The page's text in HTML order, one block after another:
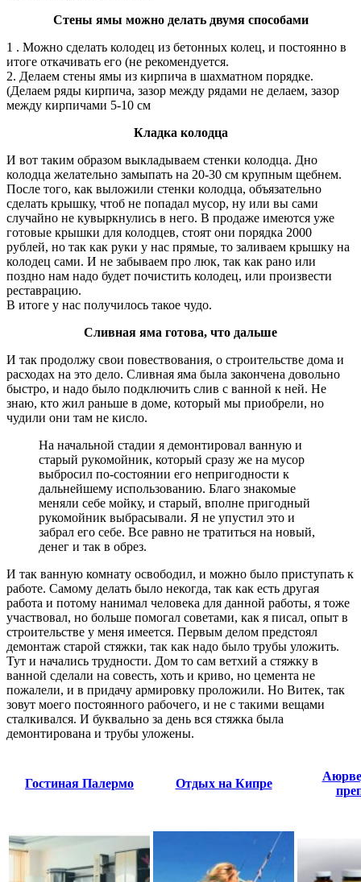
Стены ямы можно делать двумя способами
1 . Можно сделать колодец из бетонных колец, и постоянно в
итоге откачивать его (не рекомендуется.
2. Делаем стены ямы из кирпича в шахматном порядке.
(Делаем ряды кирпича, зазор между рядами не делаем, зазор
между кирпичами 5-10 см
Кладка колодца
И вот таким образом выкладываем стенки колодца. Дно
колодца желательно замыпать на 20-30 см крупным щебнем.
После того, как выложили стенки колодца, объязательно
сделать крышку, чтоб не попадал мусор, ну или вы сами
случайно не кувыркнулись в него. В продаже имеются уже
готовые крышки для колодцев, стоят они порядка 2000
рублей, но так как руки у нас прямые, то заливаем крышку на
колодец сами. И не забываем про люк, так как рано или
поздно нам надо будет почистить колодец, или произвести
реставрацию.
В итоге у нас получилось такое чудо.
Сливная яма готова, что дальше
И так продолжу свои повествования, о строительстве дома и
расходах на это дело. Сливная яма была закончена довольно
быстро, и надо было подключить слив с ванной к ней. Не
знаю, кто жил раньше в доме, который мы приобрели, но
чудили они там не кисло.
На начальной стадии я демонтировал ванную и
старый рукомойник, который сразу же на мусор
выбросил по-состоянии его непригодности к
дальнейшему использованию. Благо знакомые
меняли себе мойку, и старый, вполне пригодный
рукомойник выбрасывали. Я не упустил это и
забрал его себе. Все равно не тратиться на новый,
денег и так в обрез.
И так ванную комнату освободил, и можно было приступать к
работе. Самому делать было некогда, так как есть другая
работа и потому нанимал человека для данной работы, я тоже
участвовал, но больше помогал советами, как я писал, опыт в
строительстве у меня имеется. Первым делом предстоял
демонтаж старой стяжки, так как надо было трубы уложить.
Тут и начались трудности. Дом то сам ветхий а стяжку в
ванной сделали на совесть, хоть и криво, но цемента не
пожалели, и в придачу армировку проложили. Но Витек, так
зовут моего постоянного рабочего, и не с такими вещами
сталкивался. И буквально за день вся стяжка была
демонтирована и трубы уложены.
Гостиная Палермо Отдых на Кипре